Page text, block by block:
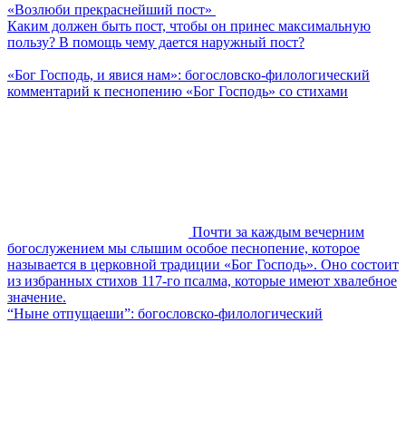
«Возлюби прекраснейший пост»
Каким должен быть пост, чтобы он принес максимальную
пользу? В помощь чему дается наружный пост?
«Бог Господь, и явися нам»: богословско-филологический
комментарий к песнопению «Бог Господь» со стихами
Почти за каждым вечерним
богослужением мы слышим особое песнопение, которое
называется в церковной традиции «Бог Господь». Оно состоит
из избранных стихов 117-го псалма, которые имеют хвалебное
значение.
“Ныне отпущаеши”: богословско-филологический